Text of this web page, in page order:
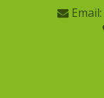
Email: